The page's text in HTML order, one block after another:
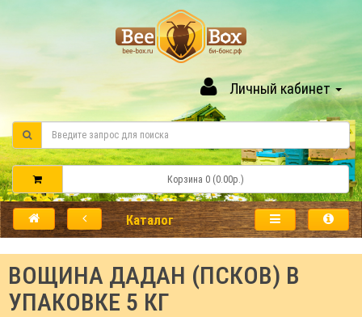
Личный кабинет
Корзина 0 (0.00р.)
Каталог
ВОЩИНА ДАДАН (ПСКОВ) В
УПАКОВКЕ 5 КГ